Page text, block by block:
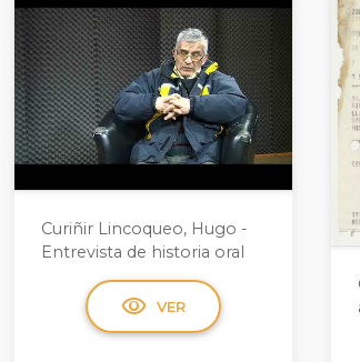
Curiñir Lincoqueo, Hugo -
Entrevista de historia oral
visibility VER